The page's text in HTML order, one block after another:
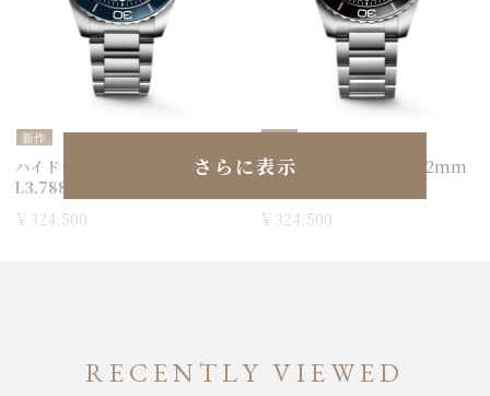
新作
ハイドロコンクエスト 42mm
L3.788.4.96.6
￥324,500
ハイドロコンクエスト 42mm
￥324,500
さらに表示
RECENTLY VIEWED